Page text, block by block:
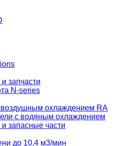
запчасти
N-series
воздушным охлаждением RA
с водяным охлаждением
запасные части
до 10,4 м3/мин